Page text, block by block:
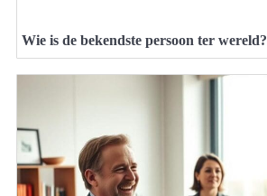
Wie is de bekendste persoon ter wereld?